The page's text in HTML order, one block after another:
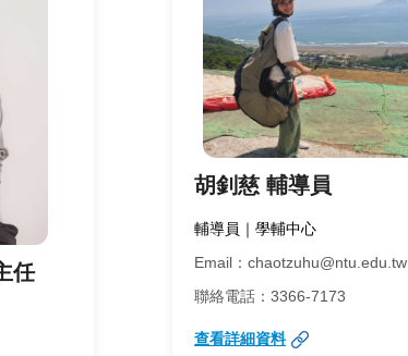
任
胡釗慈 輔導員
輔導員｜學輔中心
Email：chaotzuhu@ntu.edu.tw
聯絡電話：3366-7173
查看詳細資料